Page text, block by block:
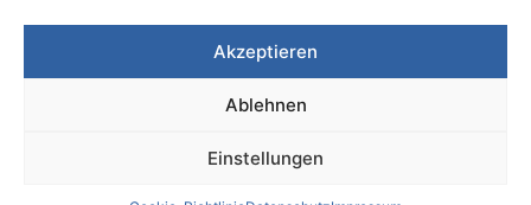
Akzeptieren
Ablehnen
Einstellungen
© Faszination Kunst – Christian Jörg Zink | Alle
Angaben ohne Gewähr